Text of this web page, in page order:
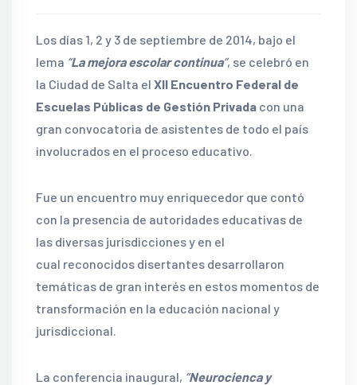
Los días 1, 2 y 3 de septiembre de 2014, bajo el
lema “La mejora escolar continua”, se celebró en
la Ciudad de Salta el XII Encuentro Federal de
Escuelas Públicas de Gestión Privada con una
gran convocatoria de asistentes de todo el país
involucrados en el proceso educativo.
Fue un encuentro muy enriquecedor que contó
con la presencia de autoridades educativas de
las diversas jurisdicciones y en el
cual reconocidos disertantes desarrollaron
temáticas de gran interés en estos momentos de
transformación en la educación nacional y
jurisdiccional.
La conferencia inaugural, “Neurocienca y